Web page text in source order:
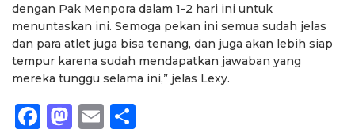
dengan Pak Menpora dalam 1-2 hari ini untuk
menuntaskan ini. Semoga pekan ini semua sudah jelas
dan para atlet juga bisa tenang, dan juga akan lebih siap
tempur karena sudah mendapatkan jawaban yang
mereka tunggu selama ini,” jelas Lexy.
Facebook
Mastodon
Email